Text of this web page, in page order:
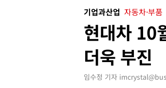
기업과산업 자동차·부품
현대차 10
더욱 부진
임수정 기자